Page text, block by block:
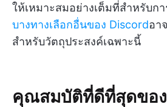
ให้เหมาะสมอย่างเต็มที่สำหรับก
บางทางเลือกอื่นของ Discordอา
สำหรับวัตถุประสงค์เฉพาะนี้
คุณสมบัติที่ดีที่สุดขอ